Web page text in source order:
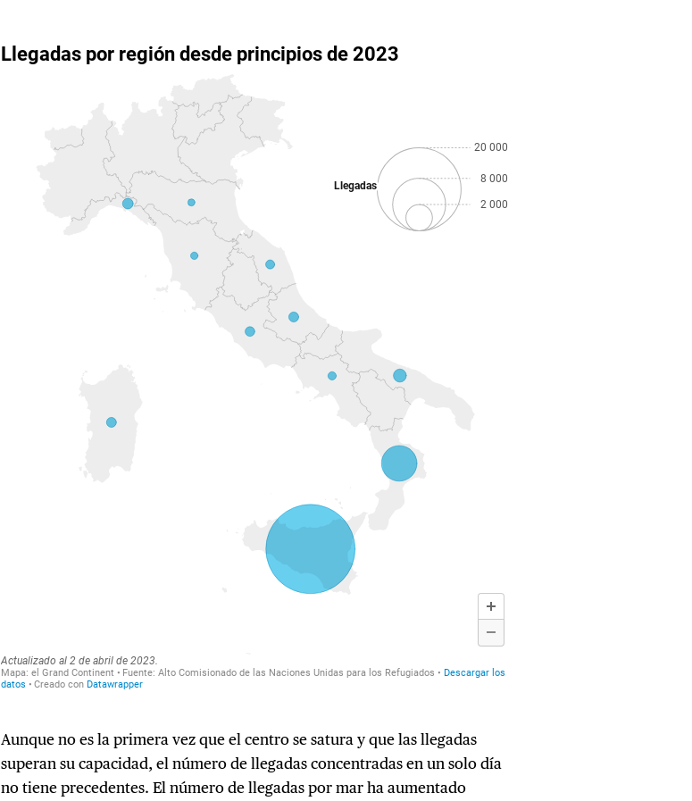
Aunque no es la primera vez que el centro se satura y que las llegadas
superan su capacidad, el número de llegadas concentradas en un solo día
no tiene precedentes. El número de llegadas por mar ha aumentado